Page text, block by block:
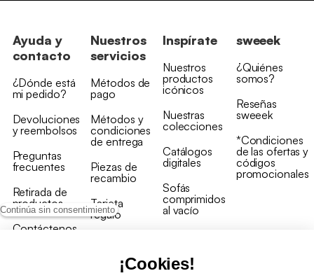
Continúa sin consentimiento
¡Cookies!
Ayuda y
contacto
¿Dónde está
mi pedido?
Devoluciones
y reembolsos
Preguntas
frecuentes
Retirada de
productos
Contáctenos
Nuestros
servicios
Métodos de
pago
Métodos y
condiciones
de entrega
Piezas de
recambio
Tarjeta
regalo
Inspírate
Nuestros
productos
icónicos
Nuestras
colecciones
Catálogos
digitales
Sofás
comprimidos
al vacío
sweeek
¿Quiénes
somos?
Reseñas
sweeek
*Condiciones
de las ofertas y
códigos
promocionales